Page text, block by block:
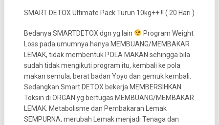
SMART DETOX Ultimate Pack Turun 10kg++ !! ( 20 Hari )
Bedanya SMARTDETOX dgn yg lain
Program Weight
Loss pada umumnya hanya MEMBUANG/MEMBAKAR
LEMAK, tidak membentuk POLA MAKAN sehingga bila
sudah tidak mengikuti program itu, kembali ke pola
makan semula, berat badan Yoyo dan gemuk kembali.
Sedangkan Smart DETOX bekerja MEMBERSIHKAN
Toksin di ORGAN yg bertugas MEMBUANG/MEMBAKAR
LEMAK. Metabolisme dan Pembakaran Lemak
SEMPURNA, merubah Lemak menjadi Tenaga dan